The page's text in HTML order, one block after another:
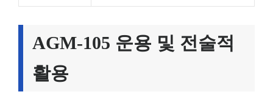
AGM-105 운용 및 전술적
활용